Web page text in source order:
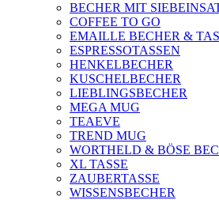
BECHER MIT
COFFEE TO GO
EMAILLE BECHER &
ESPRESSOTASSEN
HENKELBECHER
KUSCHELBECHER
LIEBLINGSBECHER
MEGA MUG
TEAEVE
TREND MUG
WORTHELD & BÖSE
XL TASSE
ZAUBERTASSE
WISSENSBECHER